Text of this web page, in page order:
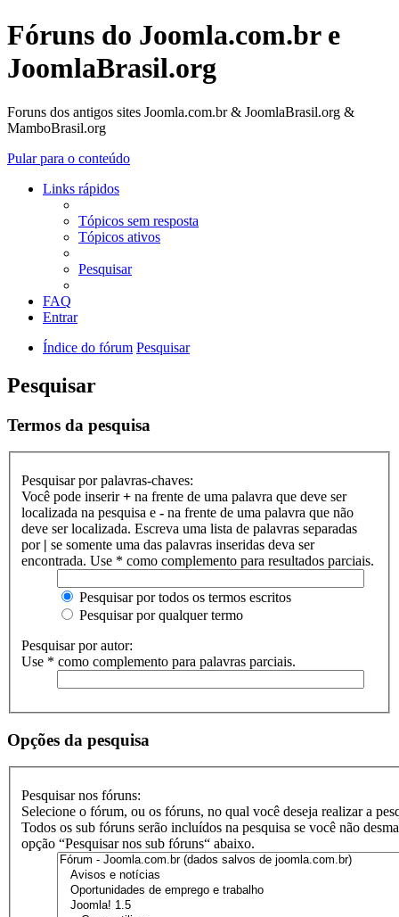
Fóruns do Joomla.com.br e
JoomlaBrasil.org
Foruns dos antigos sites Joomla.com.br & JoomlaBrasil.org &
MamboBrasil.org
Pular para o conteúdo
Links rápidos
Tópicos sem resposta
Tópicos ativos
Pesquisar
FAQ
Entrar
Índice do fórum Pesquisar
Pesquisar
Termos da pesquisa
Pesquisar por palavras-chaves:
Você pode inserir+ na frente de uma palavra que deve ser
localizada na pesquisa e - na frente de uma palavra que não
deve ser localizada. Escreva uma lista de palavras separadas
por | se somente uma das palavras inseridas deva ser
encontrada. Use * como complemento para resultados parciais.
Pesquisar por todos os termos escritos
Pesquisar por qualquer termo
Pesquisar por autor:
Use * como complemento para palavras parciais.
Opções da pesquisa
Pesquisar nos fóruns:
Selecione o fórum, ou os fóruns, no qual você deseja realizar a
Todos os sub fóruns serão incluídos na pesquisa se você não
opção “Pesquisar nos sub fóruns“ abaixo.